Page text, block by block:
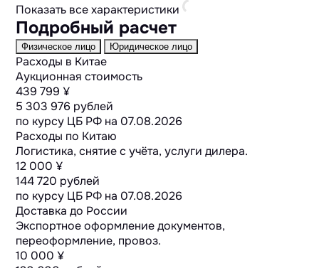
Показать все характеристики
Подробный расчет
Физическое лицо Юридическое лицо
Расходы в Китае
Аукционная стоимость
439 799 ¥
5 303 976 рублей
по курсу ЦБ РФ на 07.08.2026
Расходы по Китаю
Логистика, снятие с учёта, услуги дилера.
12 000 ¥
144 720 рублей
по курсу ЦБ РФ на 07.08.2026
Доставка до России
Экспортное оформление документов,
переоформление, провоз.
10 000 ¥